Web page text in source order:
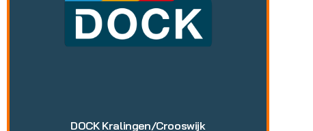
DOCK Kralingen/Crooswijk